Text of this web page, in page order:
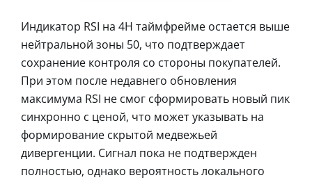
Индикатор RSI на 4H таймфрейме остается выше
нейтральной зоны 50, что подтверждает
сохранение контроля со стороны покупателей.
При этом после недавнего обновления
максимума RSI не смог сформировать новый пик
синхронно с ценой, что может указывать на
формирование скрытой медвежьей
дивергенции. Сигнал пока не подтвержден
полностью, однако вероятность локального